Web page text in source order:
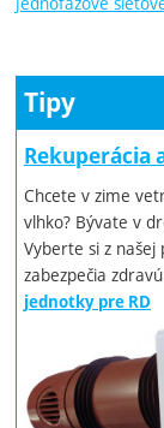
Tipy
Rekuperácia
Chcete v zime
vlhko? Bývate v
Vyberte si z
zabezpečia
jednotky pre RD